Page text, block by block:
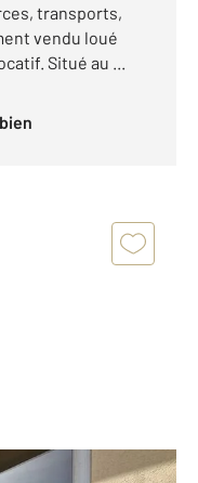
transports,
vendu loué
Situé au ...